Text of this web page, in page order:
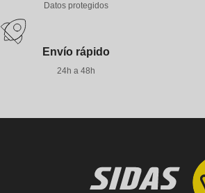
Datos protegidos
Envío rápido
24h a 48h